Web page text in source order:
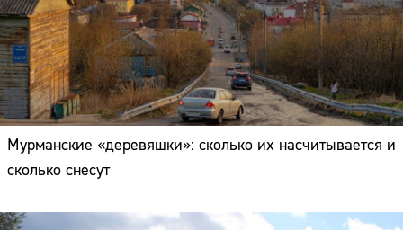
Мурманские «деревяшки»: сколько их насчитывается и
сколько снесут